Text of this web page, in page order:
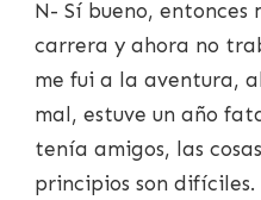
N- Sí bueno, entonces
carrera y ahora no
me fui a la aventura,
mal, estuve un año
tenía amigos, las
principios son